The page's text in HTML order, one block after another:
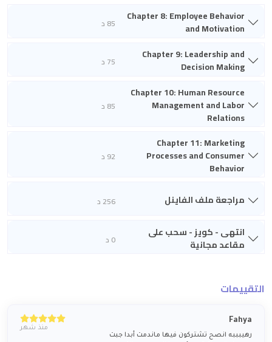
Chapter 8: Employee Behavior
and Motivation
85 د
Chapter 9: Leadership and
Decision Making
75 د
Chapter 10: Human Resource
Management and Labor
Relations
85 د
Chapter 11: Marketing
Processes and Consumer
Behavior
92 د
مراجعة ملف الفاينل 256 د
انتهى - كويز - سحب على
مقاعد مجانية
0 د
التقييمات
Fahya
رهيبببه انصح تشتركون فيها ماندمت أبدا جبت
منذ شهر